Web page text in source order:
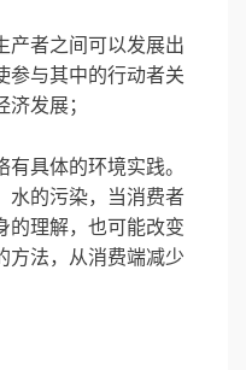
产者之间可以发展出
参与其中的行动者关
发展；
具体的环境实践。
水的污染，当消费者
的理解，也可能改变
方法，从消费端减少